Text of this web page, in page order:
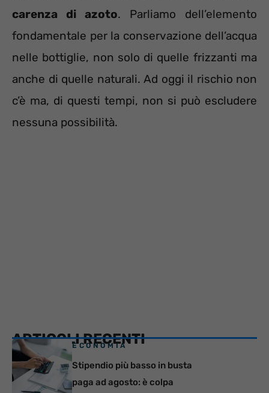
carenza di azoto. Parliamo dell’elemento
fondamentale per la conservazione dell’acqua
nelle bottiglie, non solo di quelle frizzanti ma
anche di quelle naturali. Ad oggi il rischio non
c’è ma, di questi tempi, non si può escludere
nessuna possibilità.
ARTICOLI RECENTI
ECONOMIA
Stipendio più basso in busta
paga ad agosto: è colpa